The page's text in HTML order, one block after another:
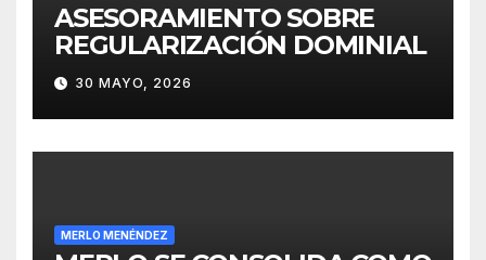
ASESORAMIENTO SOBRE
REGULARIZACIÓN DOMINIAL
30 MAYO, 2026
MERLO MENÉNDEZ